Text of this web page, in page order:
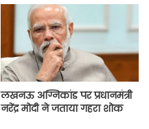
लखनऊ अग्निकांड पर प्रधानमंत्री
नरेंद्र मोदी ने जताया गहरा शोक